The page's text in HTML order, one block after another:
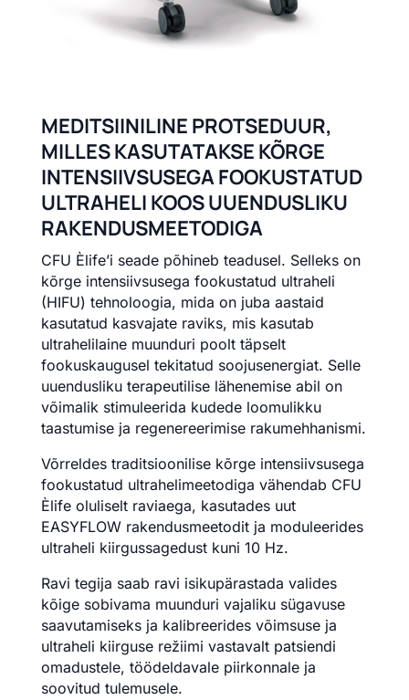
MEDITSIINILINE PROTSEDUUR,
MILLES KASUTATAKSE KÕRGE
INTENSIIVSUSEGA FOOKUSTATUD
ULTRAHELI KOOS UUENDUSLIKU
RAKENDUSMEETODIGA
CFU Èlife’i seade põhineb teadusel. Selleks on
kõrge intensiivsusega fookustatud ultraheli
(HIFU) tehnoloogia, mida on juba aastaid
kasutatud kasvajate raviks, mis kasutab
ultrahelilaine muunduri poolt täpselt
fookuskaugusel tekitatud soojusenergiat. Selle
uuendusliku terapeutilise lähenemise abil on
võimalik stimuleerida kudede loomulikku
taastumise ja regenereerimise rakumehhanismi.
Võrreldes traditsioonilise kõrge intensiivsusega
fookustatud ultrahelimeetodiga vähendab CFU
Èlife oluliselt raviaega, kasutades uut
EASYFLOW rakendusmeetodit ja moduleerides
ultraheli kiirgussagedust kuni 10 Hz.
Ravi tegija saab ravi isikupärastada valides
kõige sobivama muunduri vajaliku sügavuse
saavutamiseks ja kalibreerides võimsuse ja
ultraheli kiirguse režiimi vastavalt patsiendi
omadustele, töödeldavale piirkonnale ja
soovitud tulemusele.